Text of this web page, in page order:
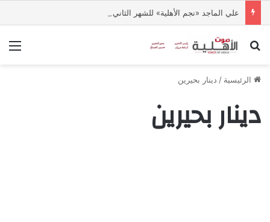
بحث عن
الرئيسية / دينار بحيرين
دينار بحيرين